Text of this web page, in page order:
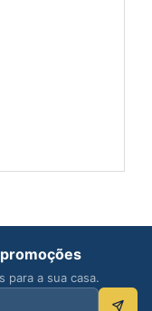
para a sua casa.